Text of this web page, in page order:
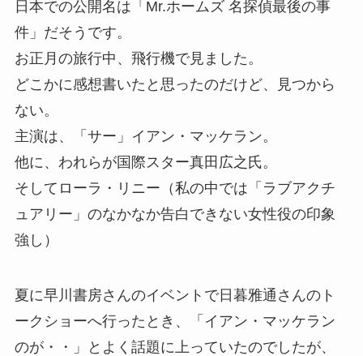
日本での公開名は「Mr.ホームズ 名探偵最後の事
件」だそうです。
お正月の旅行中、飛行機で見ました。
どこかに感想書いたと思ったのだけど、見つから
ない。
主演は、「サー」イアン・マッケラン。
他に、われらが国際スター真田広之氏。
そしてローラ・リニー（私の中では「ラブアクチ
ュアリー」のなかなか告白できない女性役の印象
強し）
夏に早川書房さんのイベントで日暮雅通さんのト
ークショーへ行ったとき、「イアン・マッケラン
のが・・」とよく話題に上っていたのでしたが、